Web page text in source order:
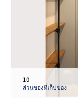
10
ส่วนของที่เก็บของ